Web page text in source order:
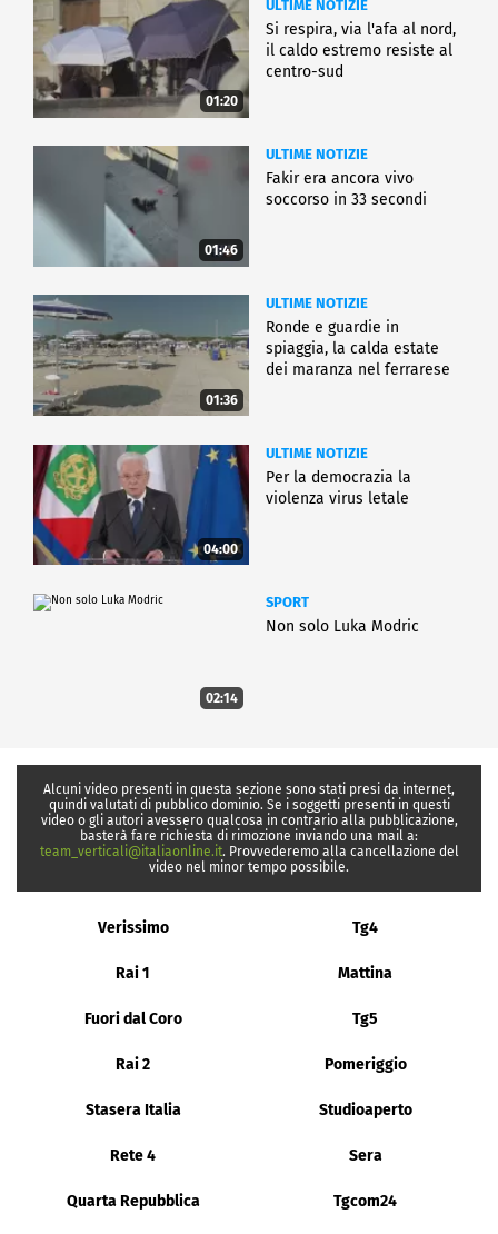
01:20
ULTIME NOTIZIE
Si respira, via l'afa al nord,
il caldo estremo resiste al
centro-sud
01:46
ULTIME NOTIZIE
Fakir era ancora vivo
soccorso in 33 secondi
01:36
ULTIME NOTIZIE
Ronde e guardie in
spiaggia, la calda estate
dei maranza nel ferrarese
04:00
ULTIME NOTIZIE
Per la democrazia la
violenza virus letale
02:14
SPORT
Non solo Luka Modric
Alcuni video presenti in questa sezione sono stati presi da internet,
quindi valutati di pubblico dominio. Se i soggetti presenti in questi
video o gli autori avessero qualcosa in contrario alla pubblicazione,
basterà fare richiesta di rimozione inviando una mail a:
team_verticali@italiaonline.it. Provvederemo alla cancellazione del
video nel minor tempo possibile.
Verissimo Tg4
Rai 1 Mattina
Fuori dal Coro Tg5
Rai 2 Pomeriggio
Stasera Italia Studioaperto
Rete 4 Sera
Quarta Repubblica Tgcom24